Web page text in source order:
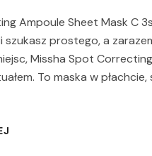
Ampoule Sheet Mask C
szukasz prostego, a
Missha Spot
To maska w